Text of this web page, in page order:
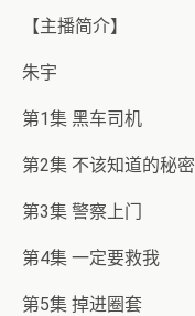
【主播简介】
朱宇
第1集 黑车司机
第2集 不该知道的秘密
第3集 警察上门
第4集 一定要救我
第5集 掉进圈套